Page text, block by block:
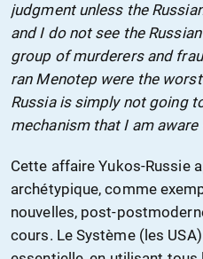
judgment unless the
and I do not see the
group of murderers and
ran Menotep were the
Russia is simply not going
mechanism that I am
Cette affaire Yukos-Russie
archétypique, comme
nouvelles, post-
cours. Le Système (les